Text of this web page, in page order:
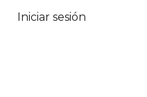
Iniciar sesión